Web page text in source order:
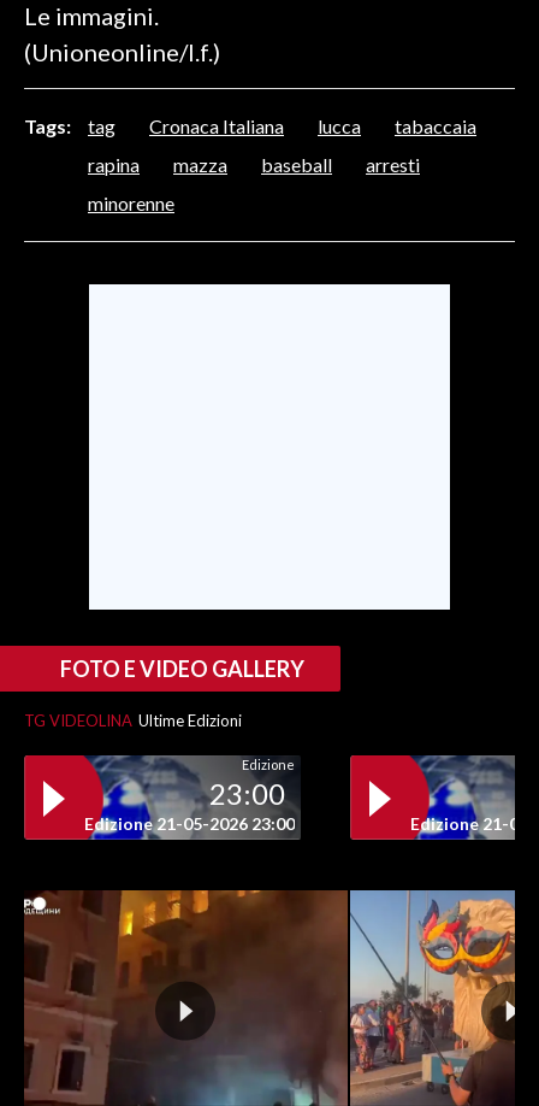
SPETTACOLI
GOSSIP
SARDEGNA TURISMO
ABBONATI
ANNUNCI
PUBBLICITÀ
SPIAGGE
STORE
Le immagini.
(Unioneonline/l.f.)
Tags: tag Cronaca Italiana lucca
tabaccaia
rapina
mazza baseball
arresti
minorenne
FOTO E VIDEO GALLERY
TG VIDEOLINA Ultime Edizioni
Edizione
23:00
Edizione 21-05-2026 23:00 Edizione 21-05-